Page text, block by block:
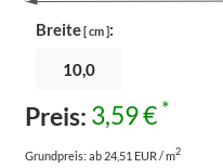
Breite[ cm ]:
Preis: 3,59 € *
Grundpreis: ab 24,51 EUR / m2